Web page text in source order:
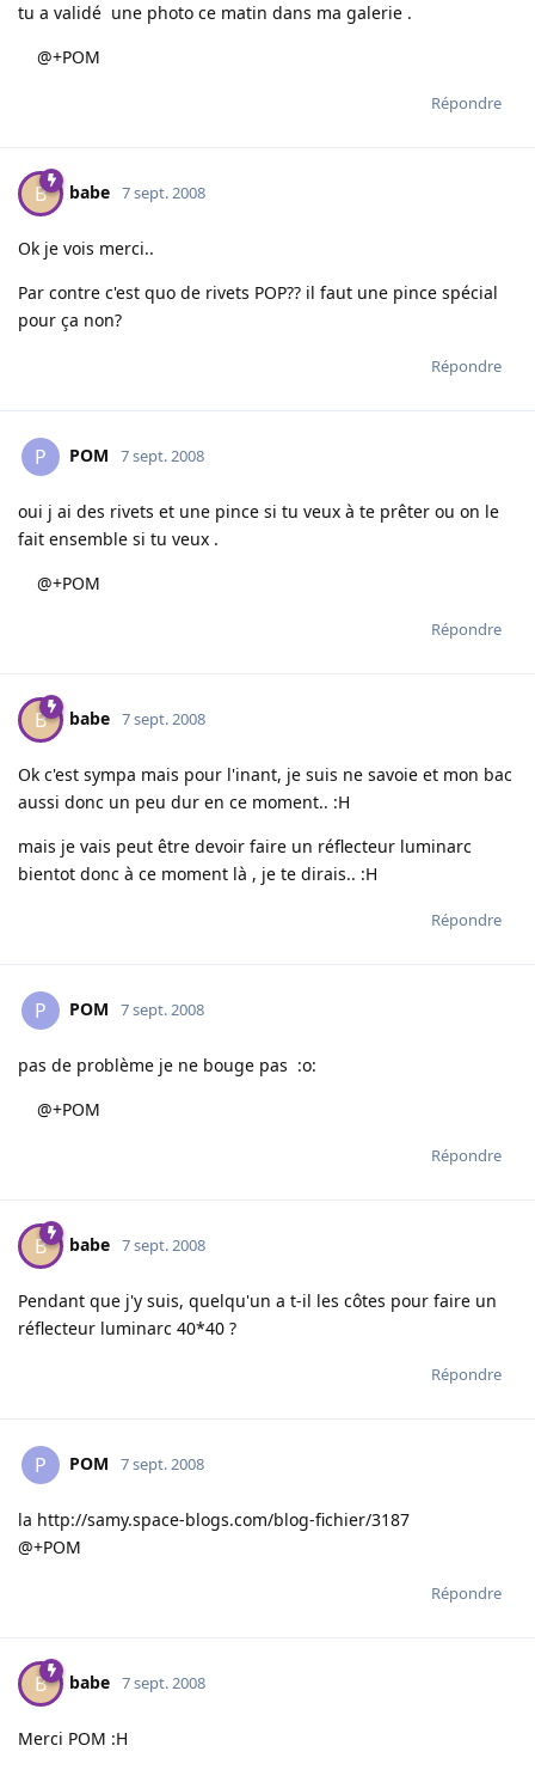
tu a validé une photo ce matin dans ma galerie .
@+POM
Répondre
B babe 7 sept. 2008
Ok je vois merci..
Par contre c'est quo de rivets POP?? il faut une pince spécial
pour ça non?
Répondre
P POM 7 sept. 2008
oui j ai des rivets et une pince si tu veux à te prêter ou on le
fait ensemble si tu veux .
@+POM
Répondre
B babe 7 sept. 2008
Ok c'est sympa mais pour l'inant, je suis ne savoie et mon bac
aussi donc un peu dur en ce moment.. :H
mais je vais peut être devoir faire un réflecteur luminarc
bientot donc à ce moment là , je te dirais.. :H
Répondre
P POM 7 sept. 2008
pas de problème je ne bouge pas :o:
@+POM
Répondre
B babe 7 sept. 2008
Pendant que j'y suis, quelqu'un a t-il les côtes pour faire un
réflecteur luminarc 40*40 ?
Répondre
P POM 7 sept. 2008
la http://samy.space-blogs.com/blog-fichier/3187
@+POM
Répondre
B babe 7 sept. 2008
Merci POM :H